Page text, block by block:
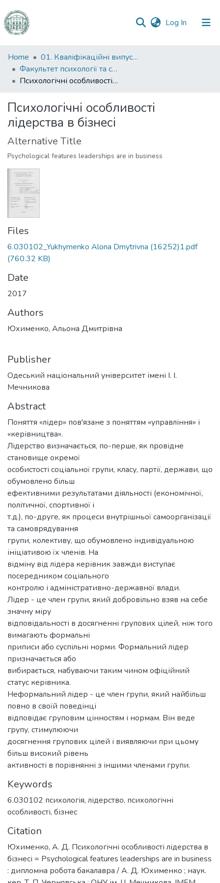
Log In (current)
Communities
&
Collections
Statistics
Home
01. Кваліфікаційні випускні роботи здобувачів вищої освіти
Факультет психології та соціальної роботи
Психологічні особливості лідерства в бізнесі
Психологічні особливості
лідерства в бізнесі
Alternative Title
Psychological features leaderships are in business
Files
6.030102_Yukhymenko Alona Dmytrivna (16252)1.pdf
(760.32 KB)
Date
2017
Authors
Юхименко, Альона Дмитрівна
Publisher
Одеський національний університет імені І. І.
Мечникова
Abstract
Поняття «лідер» пов'язане з поняттям «управління» і
«керівництва».
Лідерство визначається, по-перше, як провідне
становище окремої
особистості соціальної групи, класу, партії, держави, що
обумовлено більш
ефективними результатами діяльності (економічної,
політичної, спортивної і
т.д.), по-друге, як процеси внутрішньої самоорганізації
та самоврядування
групи, колективу, що обумовлено індивідуальною
ініціативою їх членів. На
відміну від лідера керівник завжди виступає
посередником соціального
контролю і адміністративно-державної влади.
Лідер - це член групи, який добровільно взяв на себе
значну міру
відповідальності в досягненні групових цілей, ніж того
вимагають формальні
приписи або суспільні норми. Формальний лідер
призначається або
вибирається, набуваючи таким чином офіційний
статус керівника.
Неформальний лідер - це член групи, який найбільш
повно в своїй поведінці
відповідає груповим цінностям і нормам. Він веде
групу, стимулюючи
досягнення групових цілей і виявляючи при цьому
більш високий рівень
активності в порівнянні з іншими членами групи.
Keywords
6.030102 психологія, лідерство, психологічні
особливості, бізнес
Citation
Юхименко, А. Д. Психологічні особливості лідерства в
бізнесі = Psychological features leaderships are in business
: дипломна робота бакалавра / А. Д. Юхименко ; наук.